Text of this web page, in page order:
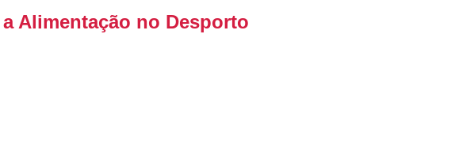
Alimentação no Desporto